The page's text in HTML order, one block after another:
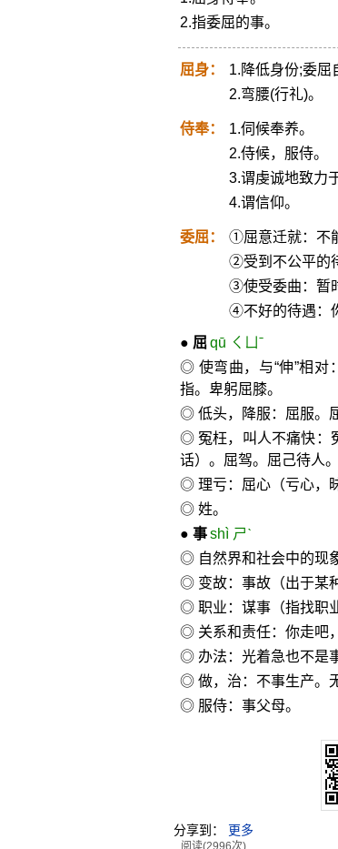
2.指委屈的事。
屈身：
1.降低身份;委屈
2.弯腰(行礼)。
侍奉：
1.伺候奉养。
2.侍候，服侍。
3.谓虔诚地致力于
4.谓信仰。
委屈：
①屈意迁就：不
②受到不公平的
③使受委曲：暂
④不好的待遇：
● 屈 qū ㄑㄩˉ
◎ 使弯曲，与“伸”相对
指。卑躬屈膝。
◎ 低头，降服：屈服。
◎ 冤枉，叫人不痛快：
话）。屈驾。屈己待人。
◎ 理亏：屈心（亏心，
◎ 姓。
● 事 shì ㄕˋ
◎ 自然界和社会中的现
◎ 变故：事故（出于某
◎ 职业：谋事（指找职
◎ 关系和责任：你走吧
◎ 办法：光着急也不是
◎ 做，治：不事生产。
◎ 服侍：事父母。
分享到： 更多
阅读(2996次)